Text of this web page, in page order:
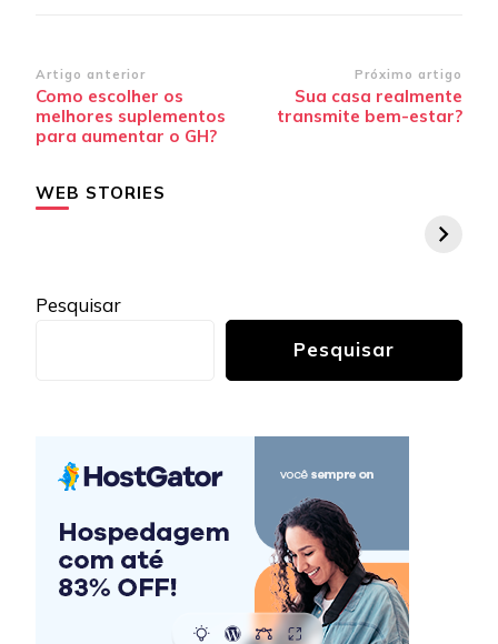
Navegação
de
post
Artigo anterior
Como escolher os
melhores suplementos
para aumentar o GH?
Próximo artigo
Sua casa realmente
transmite bem-estar?
WEB STORIES
Pesquisar
Pesquisar